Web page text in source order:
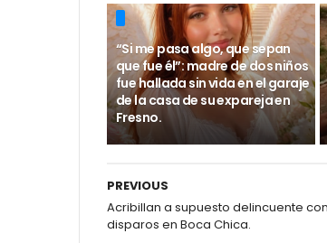
“Si me pasa algo, que sepan
que fue él”: madre de dos niños
fue hallada sin vida en el garaje
de la casa de su expareja en
Fresno.
PREVIOUS
Acribillan a supuesto delincuente
disparos en Boca Chica.